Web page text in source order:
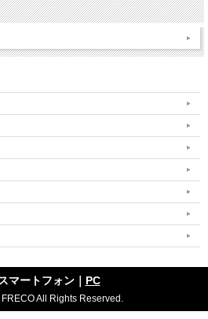
マートフォン｜ PC
All Rights Reserved.